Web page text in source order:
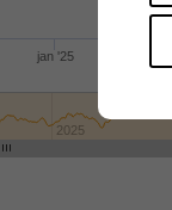
jan '25
2025